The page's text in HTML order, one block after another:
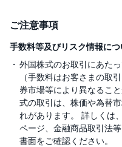
ご注意事項
手数料等及びリスク情報につ
外国株式のお取引にあた
（手数料はお客さまの取
券市場等により異なるこ
式の取引は、株価や為替
れがあります。 詳しくは
ページ、金融商品取引法
書面をご確認ください。